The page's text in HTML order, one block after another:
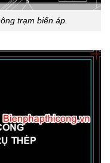
trạm biến áp.